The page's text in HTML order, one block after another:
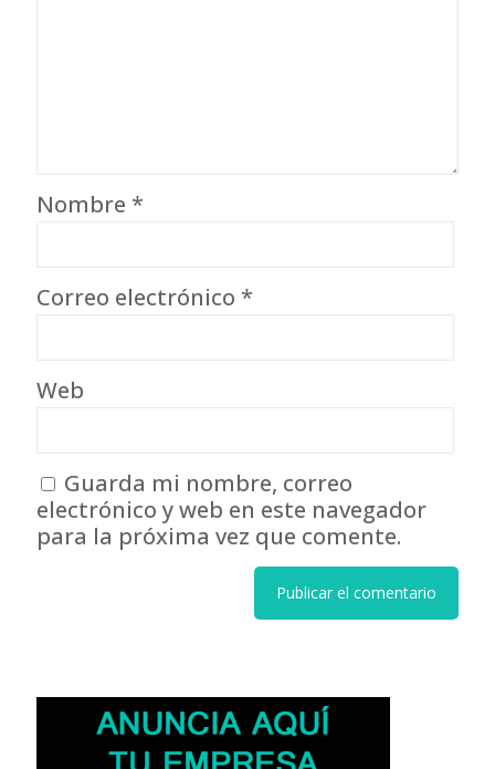
Nombre *
Correo electrónico *
Web
Guarda mi nombre, correo
electrónico y web en este navegador
para la próxima vez que comente.